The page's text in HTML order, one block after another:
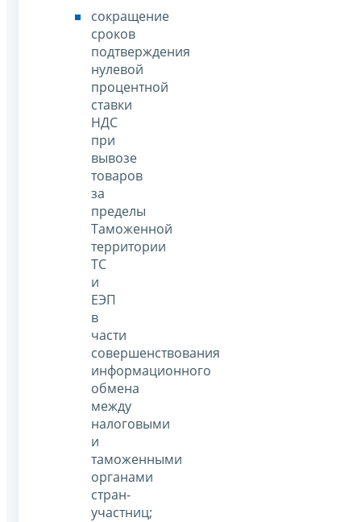
сокращение
сроков
подтверждения
нулевой
процентной
ставки
НДС
при
вывозе
товаров
за
пределы
Таможенной
территории
ТС
и
ЕЭП
в
части
совершенствования
информационного
обмена
между
налоговыми
и
таможенными
органами
стран-
участниц;